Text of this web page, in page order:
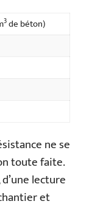
3de béton)
ne se
toute faite.
lecture
et